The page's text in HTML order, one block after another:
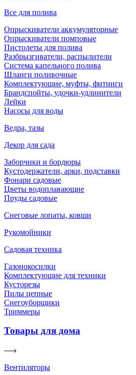
Все для полива
Опрыскиватели аккумуляторные
Опрыскиватели помповые
Пистолеты для полива
Разбрызгиватели, распылители
Система капельного полива
Шланги поливочные
Комплектующие, муфты, фитинги
Брандспойты, удочки-удлинители
Лейки
Насосы для воды
Ведра, тазы
Декор для сада
Заборчики и бордюры
Кустодержатели, арки, подставки
Фонари садовые
Цветы водоплавающие
Пруды садовые
Снеговые лопаты, ковши
Рукомойники
Садовая техника
Газонокосилки
Комплектующие для техники
Кусторезы
Пилы цепные
Снегоуборщики
Триммеры
Товары для дома
Вентиляторы